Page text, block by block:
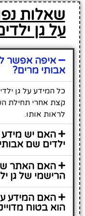
שאלות
על גן
איפה אפשר
אבותי מרים?
כל המידע על גן
קצת אחרי תחילת
לראות אותו.
האם יש מידע
ילדים שם
האם האתר
הרישמי של גן
האם המידע
הוא בטוח